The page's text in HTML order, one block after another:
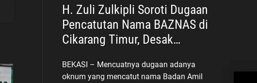
H. Zuli Zulkipli Soroti Dugaan
Pencatutan Nama BAZNAS di
Cikarang Timur, Desak
Jera
BEKASI – Mencuatnya dugaan adanya
oknum yang mencatut nama Badan Amil